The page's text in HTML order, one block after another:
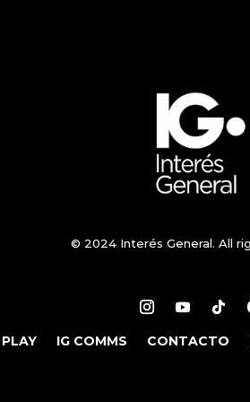
© 2024 Interés General. All
IG COMMS CONTACTO